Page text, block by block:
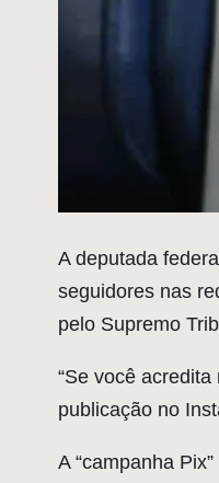
Adeputada
seguidores nas
pelo Supremo
“Se você
publicação no
A “campanha